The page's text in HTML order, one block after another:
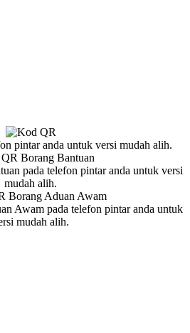
pintar anda untuk versi mudah alih.
pada telefon pintar anda untuk versi
mudah alih.
Awam pada telefon pintar anda untuk
mudah alih.